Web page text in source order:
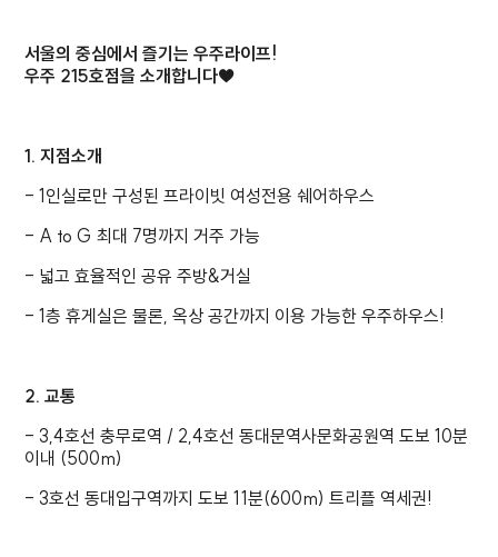
서울의 중심에서 즐기는 우주라이프!
우주 215호점을 소개합니다♥
1. 지점소개
- 1인실로만 구성된 프라이빗 여성전용 쉐어하우스
- A to G 최대 7명까지 거주 가능
- 넓고 효율적인 공유 주방&거실
- 1층 휴게실은 물론, 옥상 공간까지 이용 가능한 우주하우스!
2. 교통
- 3,4호선 충무로역 / 2,4호선 동대문역사문화공원역 도보 10분
이내 (500m)
- 3호선 동대입구역까지 도보 11분(600m) 트리플 역세권!